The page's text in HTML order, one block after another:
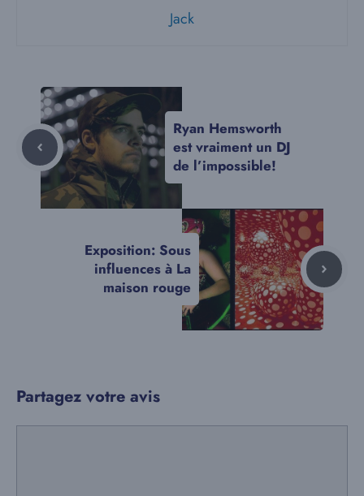
Jack
Ryan Hemsworth
est vraiment un DJ
de l’impossible!
Exposition: Sous
influences à La
maison rouge
Partagez votre avis